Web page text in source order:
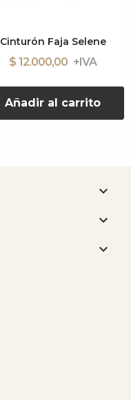
Cinturón Faja Selene
$ 12.000,00
Añadir al carrito


